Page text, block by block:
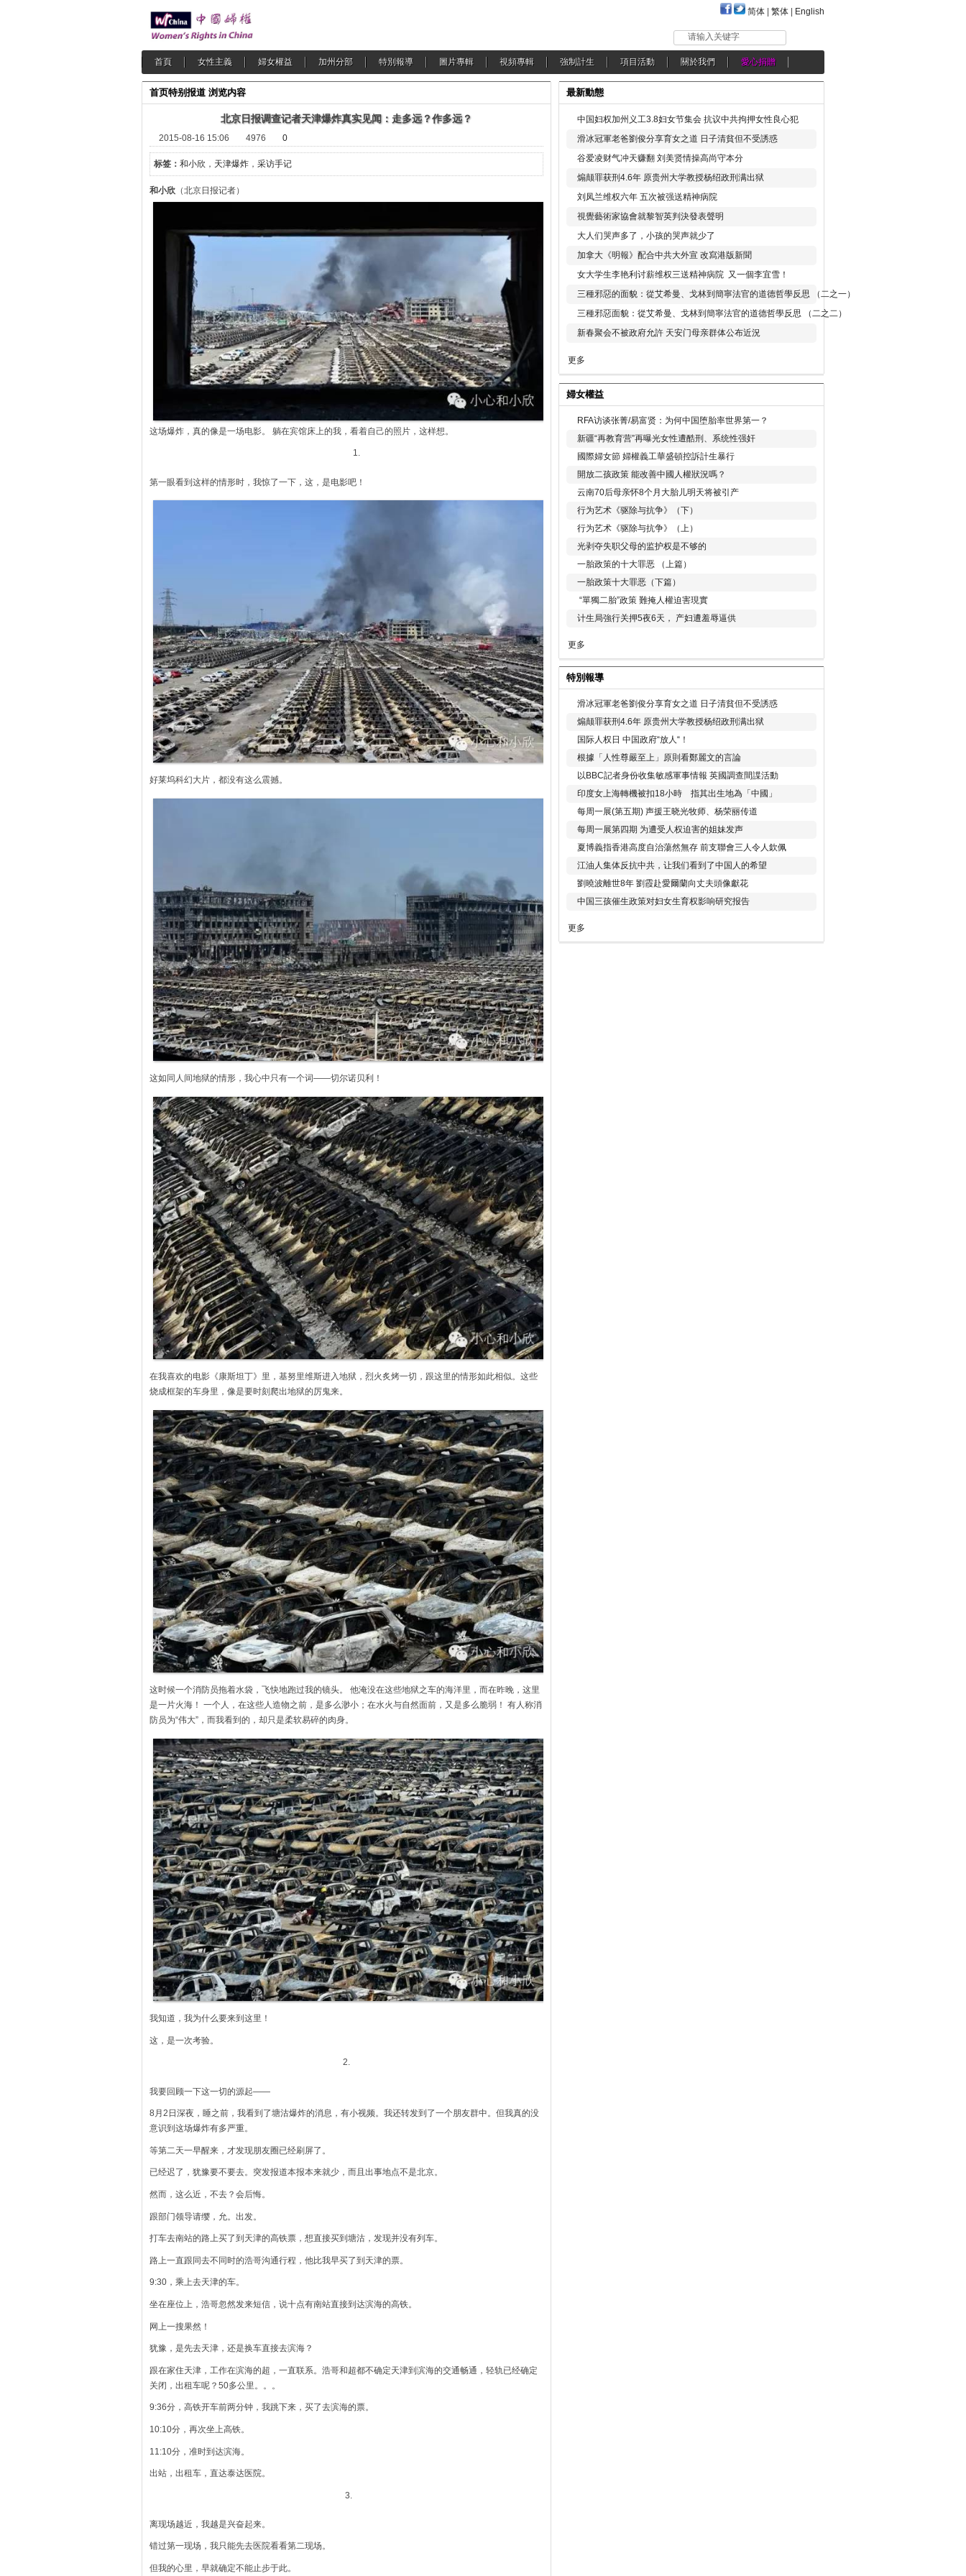
简体 繁体 English
请输入关键字
首頁 女性主義 婦女權益 加州分部 特別報導 圖片專輯 視頻專輯 強制計生 項目活動 關於我們 愛心捐贈
首页特别报道 浏览内容
北京日报调查记者天津爆炸真实见闻：走多远？作多远？
2015-08-16 15:06 4976 0
标签： 和小欣 ， 天津爆炸 ， 采访手记
和小欣 （北京日报记者）
这场爆炸，真的像是一场电影。 躺在宾馆床上的我，看着自己的照片，这样想。
1.
第一眼看到这样的情形时，我惊了一下，这，是电影吧！
好莱坞科幻大片，都没有这么震撼。
这如同人间地狱的情形，我心中只有一个词——切尔诺贝利！
在我喜欢的电影《康斯坦丁》里，基努里维斯进入地狱，烈火炙烤一切，跟这里的情形如此相似。这些
烧成框架的车身里，像是要时刻爬出地狱的厉鬼来。
这时候一个消防员拖着水袋，飞快地跑过我的镜头。 他淹没在这些地狱之车的海洋里，而在昨晚，这里
是一片火海！ 一个人，在这些人造物之前，是多么渺小；在水火与自然面前，又是多么脆弱！ 有人称消
防员为“伟大”，而我看到的，却只是柔软易碎的肉身。
我知道，我为什么要来到这里！
这，是一次考验。
2.
我要回顾一下这一切的源起——
8月2日深夜，睡之前，我看到了塘沽爆炸的消息，有小视频。我还转发到了一个朋友群中。但我真的没
意识到这场爆炸有多严重。
等第二天一早醒来，才发现朋友圈已经刷屏了。
已经迟了，犹豫要不要去。突发报道本报本来就少，而且出事地点不是北京。
然而，这么近，不去？会后悔。
跟部门领导请缨，允。出发。
打车去南站的路上买了到天津的高铁票，想直接买到塘沽，发现并没有列车。
路上一直跟同去不同时的浩哥沟通行程，他比我早买了到天津的票。
9:30，乘上去天津的车。
坐在座位上，浩哥忽然发来短信，说十点有南站直接到达滨海的高铁。
网上一搜果然！
犹豫，是先去天津，还是换车直接去滨海？
跟在家住天津，工作在滨海的超，一直联系。浩哥和超都不确定天津到滨海的交通畅通，轻轨已经确定
关闭，出租车呢？50多公里。。。
9:36分，高铁开车前两分钟，我跳下来，买了去滨海的票。
10:10分，再次坐上高铁。
11:10分，准时到达滨海。
出站，出租车，直达泰达医院。
3.
离现场越近，我越是兴奋起来。
错过第一现场，我只能先去医院看看第二现场。
但我的心里，早就确定不能止步于此。
最新動態
中国妇权加州义工3.8妇女节集会 抗议中共拘押女性良心犯
滑冰冠軍老爸劉俊分享育女之道 日子清貧但不受誘惑
谷爱凌财气冲天赚翻 刘美贤情操高尚守本分
煽颠罪获刑4.6年 原贵州大学教授杨绍政刑满出狱
刘凤兰维权六年 五次被强送精神病院
視覺藝術家協會就黎智英判決發表聲明
大人们哭声多了，小孩的哭声就少了
加拿大《明報》配合中共大外宣 改寫港版新聞
女大学生李艳利讨薪维权三送精神病院 又一個李宜雪！
三種邪惡的面貌：從艾希曼、戈林到簡寧法官的道德哲學反思 （二之一）
三種邪惡面貌：從艾希曼、戈林到簡寧法官的道德哲學反思 （二之二）
新春聚会不被政府允許 天安门母亲群体公布近況
更多
婦女權益
RFA访谈张菁/易富贤：为何中国堕胎率世界第一？
新疆“再教育营”再曝光女性遭酷刑、系统性强奸
國際婦女節 婦權義工華盛頓控訴計生暴行
開放二孩政策 能改善中國人權狀況嗎？
云南70后母亲怀8个月大胎儿明天将被引产
行为艺术《驱除与抗争》（下）
行为艺术《驱除与抗争》（上）
光剥夺失职父母的监护权是不够的
一胎政策的十大罪恶 （上篇）
一胎政策十大罪恶（下篇）
“單獨二胎”政策 難掩人權迫害現實
计生局強行关押5夜6天， 产妇遭羞辱逼供
更多
特別報導
滑冰冠軍老爸劉俊分享育女之道 日子清貧但不受誘惑
煽颠罪获刑4.6年 原贵州大学教授杨绍政刑满出狱
国际人权日 中国政府“放人“！
根據「人性尊嚴至上」原則看鄭麗文的言論
以BBC記者身份收集敏感軍事情報 英國調查間諜活動
印度女上海轉機被扣18小時 指其出生地為「中國」
每周一展(第五期) 声援王晓光牧师、杨荣丽传道
每周一展第四期 为遭受人权迫害的姐妹发声
夏博義指香港高度自治蕩然無存 前支聯會三人令人欽佩
江油人集体反抗中共，让我们看到了中国人的希望
劉曉波離世8年 劉霞赴愛爾蘭向丈夫頭像獻花
中国三孩催生政策对妇女生育权影响研究报告
更多